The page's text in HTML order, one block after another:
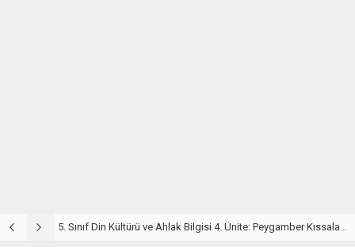
5. Sınıf Din Kültürü ve Ahlak Bilgisi 4. Ünite: Peygamber Kıssaları Çalışmaları